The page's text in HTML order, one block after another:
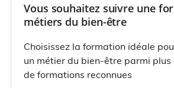
Vous souhaitez suivre une
métiers du bien-être
Choisissez la formation idéale
un métier du bien-être parmi plus
de formations reconnues